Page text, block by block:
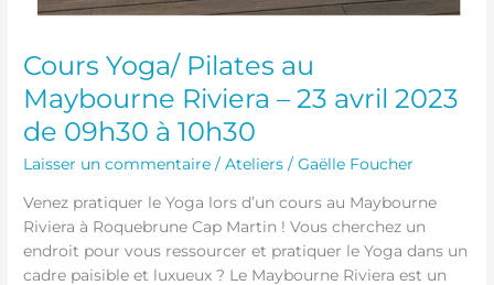
Cours Yoga/ Pilates au
Maybourne Riviera – 23 avril 2023
de 09h30 à 10h30
Laisser un commentaire /Ateliers /Gaëlle Foucher
Venez pratiquer le Yoga lors d’un cours au Maybourne
Riviera à Roquebrune Cap Martin ! Vous cherchez un
endroit pour vous ressourcer et pratiquer le Yoga dans un
cadre paisible et luxueux ? Le Maybourne Riviera est un